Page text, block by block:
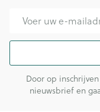
Door op
nieuwsbrief en